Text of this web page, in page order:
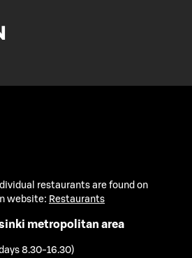
restaurants are found on
website: Restaurants
metropolitan area
8.30-16.30)